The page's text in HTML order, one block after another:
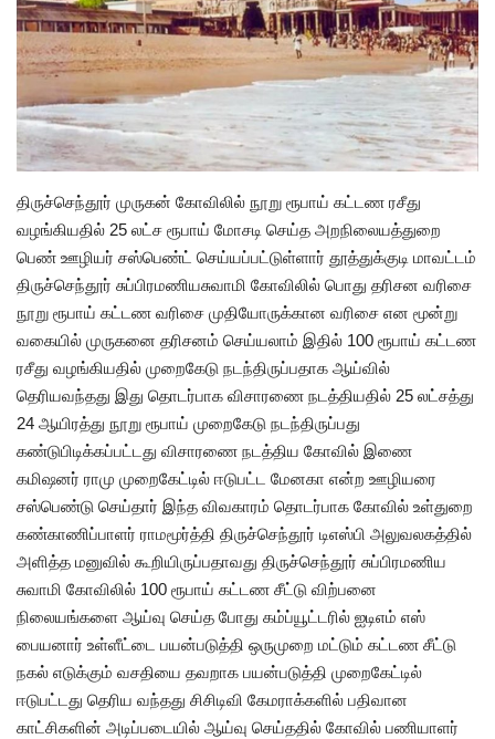
அரசியல்
திருச்செந்தூர் முருகன் கோவிலில் நூறு ரூபாய் கட்டண ரசீது
வழங்கியதில் 25 லட்ச ரூபாய் மோசடி செய்த அறநிலையத்துறை
பெண் ஊழியர் சஸ்பெண்ட் செய்யப்பட்டுள்ளார் தூத்துக்குடி மாவட்டம்
திருச்செந்தூர் சுப்பிரமணியசுவாமி கோவிலில் பொது தரிசன வரிசை
நூறு ரூபாய் கட்டண வரிசை முதியோருக்கான வரிசை என மூன்று
வகையில் முருகனை தரிசனம் செய்யலாம் இதில் 100 ரூபாய் கட்டண
ரசீது வழங்கியதில் முறைகேடு நடந்திருப்பதாக ஆய்வில்
தெரியவந்தது இது தொடர்பாக விசாரணை நடத்தியதில் 25 லட்சத்து
24 ஆயிரத்து நூறு ரூபாய் முறைகேடு நடந்திருப்பது
கண்டுபிடிக்கப்பட்டது விசாரணை நடத்திய கோவில் இணை
கமிஷனர் ராமு முறைகேட்டில் ஈடுபட்ட மேனகா என்ற ஊழியரை
சஸ்பெண்டு செய்தார் இந்த விவகாரம் தொடர்பாக கோவில் உள்துறை
கண்காணிப்பாளர் ராமமூர்த்தி திருச்செந்தூர் டிஎஸ்பி அலுவலகத்தில்
அளித்த மனுவில் கூறியிருப்பதாவது திருச்செந்தூர் சுப்பிரமணிய
சுவாமி கோவிலில் 100 ரூபாய் கட்டண சீட்டு விற்பனை
நிலையங்களை ஆய்வு செய்த போது கம்ப்யூட்டரில் ஐடிஎம் எஸ்
பையனார் உள்ளீட்டை பயன்படுத்தி ஒருமுறை மட்டும் கட்டண சீட்டு
நகல் எடுக்கும் வசதியை தவறாக பயன்படுத்தி முறைகேட்டில்
ஈடுபட்டது தெரிய வந்தது சிசிடிவி கேமராக்களில் பதிவான
காட்சிகளின் அடிப்படையில் ஆய்வு செய்ததில் கோவில் பணியாளர்